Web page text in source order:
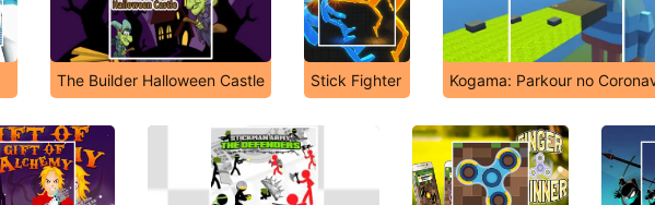
The Builder Halloween Castle Stick Fighter Kogama: Parkour no